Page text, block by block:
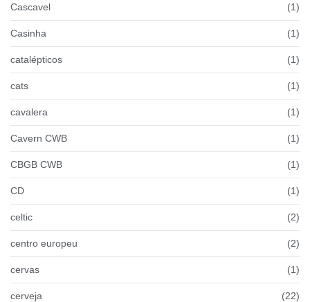
Cascavel (1)
Casinha (1)
catalépticos (1)
cats (1)
cavalera (1)
Cavern CWB (1)
CBGB CWB (1)
CD (1)
celtic (2)
centro europeu (2)
cervas (1)
cerveja (22)